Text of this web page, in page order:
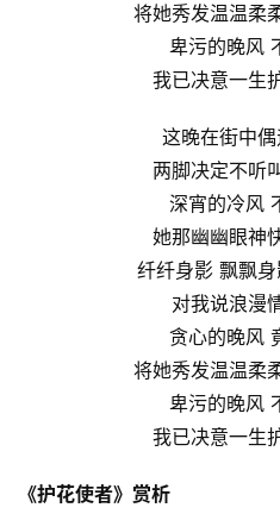
将她秀发温温柔
卑污的晚风
我已决意一生
这晚在街中
两脚决定不听
深宵的冷风
她那幽幽眼神
纤纤身影 飘飘
对我说浪漫
贪心的晚风
将她秀发温温柔
卑污的晚风
我已决意一生
《护花使者》赏析